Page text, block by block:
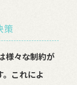
策
様々な制約が
これによ